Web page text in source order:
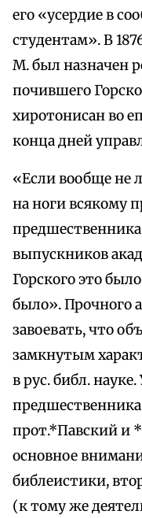
его «усердие в
студентам». В
М. был назначен
почившего
хиротонисан во
конца дней
«Если вообще не
на ноги всякому
выпускников
Горского это
было». Прочного
завоевать, что
замкнутым
в рус. библ.
прот.*Павский и
основное
библеистики,
(к тому же